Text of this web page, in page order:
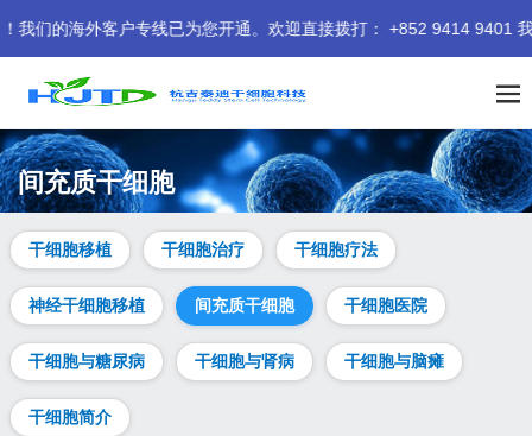
海外客户专线已为您开通。欢迎直接拨打： +852 9414 9401 我们期
间充质干细胞
干细胞移植 干细胞治疗 干细胞疗法
神经干细胞移植 间充质干细胞 干细胞医院
干细胞与糖尿病 干细胞与肾病 干细胞与脑瘫
干细胞简介